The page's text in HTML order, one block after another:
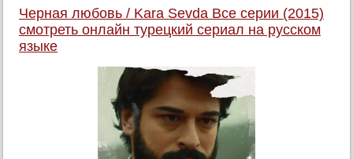
Черная любовь / Kara Sevda Все серии (2015)
смотреть онлайн турецкий сериал на русском
языке